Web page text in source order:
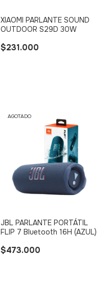
XIAOMI PARLANTE SOUND
OUTDOOR S29D 30W
$231.000
AGOTADO
JBL PARLANTE PORTÁTIL
FLIP 7 Bluetooth 16H (AZUL)
$473.000